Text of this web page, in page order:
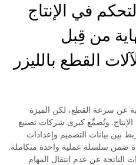
البارزة ١: التحكم في الإنتاج
من قِبل
القطع بالليزر
عن سرعة القطع، لكن الميزة
وتُصمِّع كبرى شركات تصنيع
بين بيانات التصميم وإعدادات
ضمن سلسلة عملية واحدة متكاملة.
الناتجة عن عدم انتقال المهام